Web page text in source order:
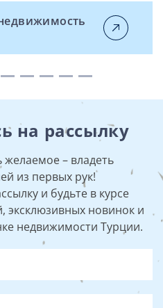
на рассылку
– владеть
из первых рук!
и будьте в курсе
эксклюзивных новинок и
недвижимости Турции.